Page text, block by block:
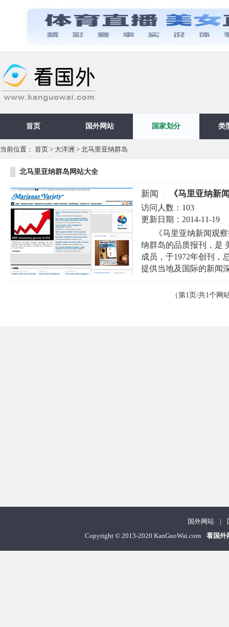
首页 国外网站 国家划分 类
当前位置： 首页 > 大洋洲 > 北马里亚纳群岛
北马里亚纳群岛网站大全
新闻 《马里亚纳新
访问人数： 103
更新日期： 2014-11-19
《马里亚纳新闻观
纳群岛的品质报刊，是
成员，于1972年创刊，
提供当地及国际的新闻
（第1页/共1个网
国外网站 |
Copyright© 2013-2020 KanGuoWai.com 看国外